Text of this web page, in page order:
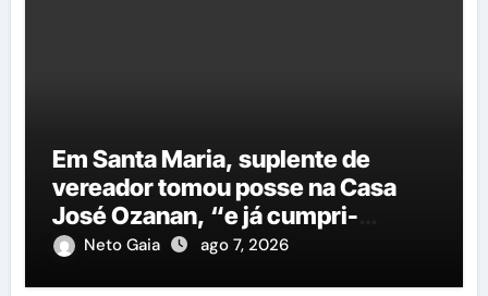
Em Santa Maria, suplente de
vereador tomou posse na Casa
José Ozanan, “e já cumpri-
agenda ao lado do prefeito George
Neto Gaia ago 7, 2026